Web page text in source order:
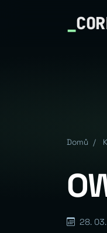
_
Domů /
28.